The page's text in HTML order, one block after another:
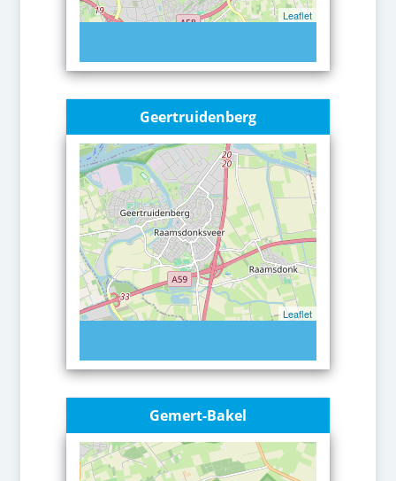
Leaflet
Geertruidenberg
Leaflet
Gemert-Bakel